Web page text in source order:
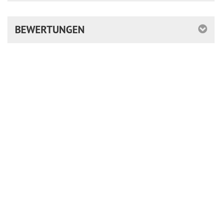
BEWERTUNGEN